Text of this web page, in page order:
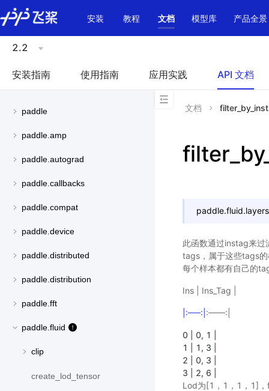
\u200E
安装
教程 文档 模型库 产品全景
2.2
安装指南 使用指南 应用实践 API 文档
paddle
paddle.amp
paddle.autograd
paddle.callbacks
paddle.compat
paddle.device
paddle.distributed
paddle.distribution
paddle.fft
paddle.fluid
clip
create_lod_tensor
文档
此函数通过instag来
tags，属于这些tags
每个样本都有自己的
Ins | Ins_Tag |
|:—–:| :——:|
0 | 0, 1 |
1 | 1, 3 |
2 | 0, 3 |
3 | 2, 6 |
Lod为[1，1，1，1]